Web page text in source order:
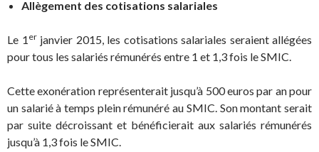
Allègement des cotisations salariales
Le 1 erjanvier 2015, les cotisations salariales seraient allégées
pour tous les salariés rémunérés entre 1 et 1,3 fois le SMIC.
Cette exonération représenterait jusqu’à 500 euros par an pour
un salarié à temps plein rémunéré au SMIC. Son montant serait
par suite décroissant et bénéficierait aux salariés rémunérés
jusqu’à 1,3 fois le SMIC.